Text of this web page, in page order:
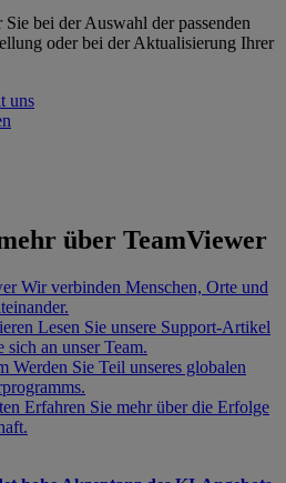
bei der Auswahl der passenden
oder bei der Aktualisierung Ihrer
uns
über TeamViewer
Wir verbinden Menschen, Orte und
Lesen Sie unsere Support-Artikel
sich an unser Team.
Werden Sie Teil unseres globalen
Erfahren Sie mehr über die Erfolge